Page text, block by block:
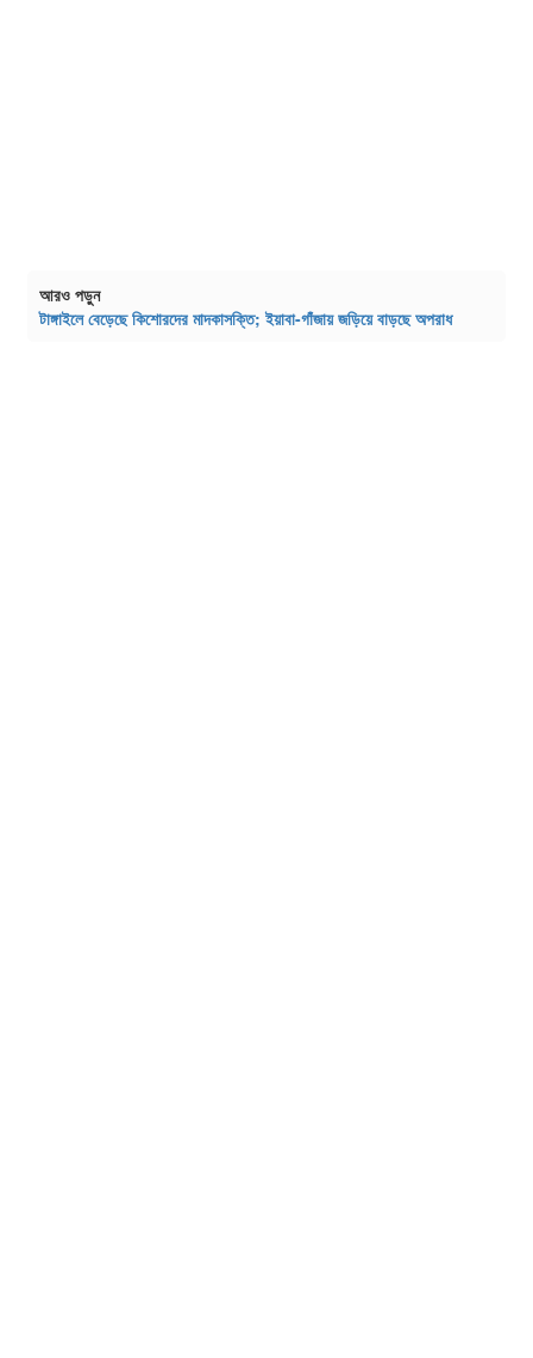
আরও পড়ুন
টাঙ্গাইলে বেড়েছে কিশোরদের মাদকাসক্তি; ইয়াবা-গাঁজায় জড়িয়ে বাড়ছে অপরাধ